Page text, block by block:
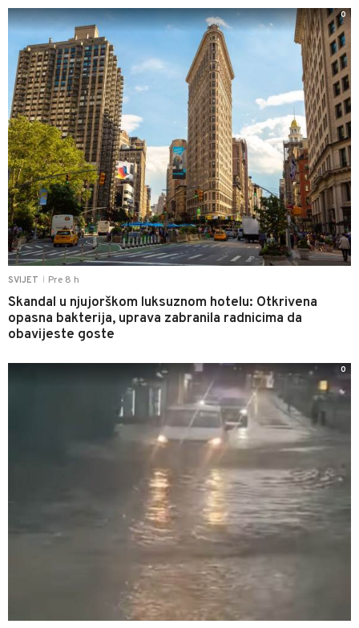
SVIJET Pre 8 h
Skandal u njujorškom luksuznom hotelu: Otkrivena
opasna bakterija, uprava zabranila radnicima da
obavijeste goste
0
0